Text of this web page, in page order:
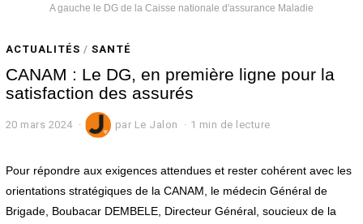
A gauche le DG de la Caisse nationale d'assurance Maladie
ACTUALITÉS / SANTÉ
CANAM : Le DG, en première ligne pour la
satisfaction des assurés
20 mars 2024 par Le Jalon 1 min de lecture
Pour répondre aux exigences attendues et rester cohérent avec les
orientations stratégiques de la CANAM, le médecin Général de
Brigade, Boubacar DEMBELE, Directeur Général, soucieux de la